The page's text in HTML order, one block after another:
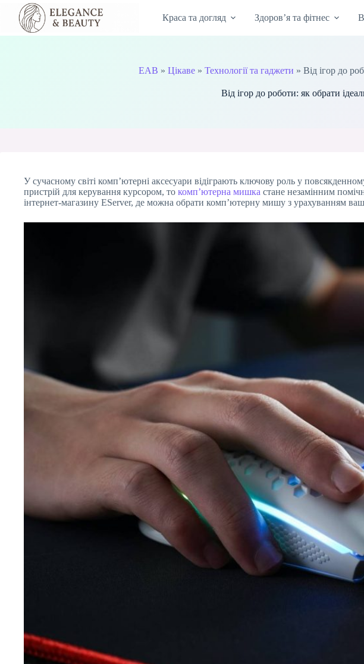
Перейти
вмісту
Краса та догляд Здоров’я та фітнес
EAB »Цікаве »Технології та гаджети »Від ігор до
Від ігор до роботи: як обрати
У сучасному світі комп’ютерні аксесуари відіграють ключову роль у
пристрій для керування курсором, то комп’ютерна мишка стане незамінним
інтернет-магазину EServer, де можна обрати комп’ютерну мишу з урахуванням